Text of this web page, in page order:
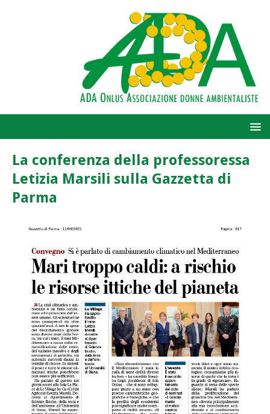
La conferenza della professoressa
Letizia Marsili sulla Gazzetta di
Parma